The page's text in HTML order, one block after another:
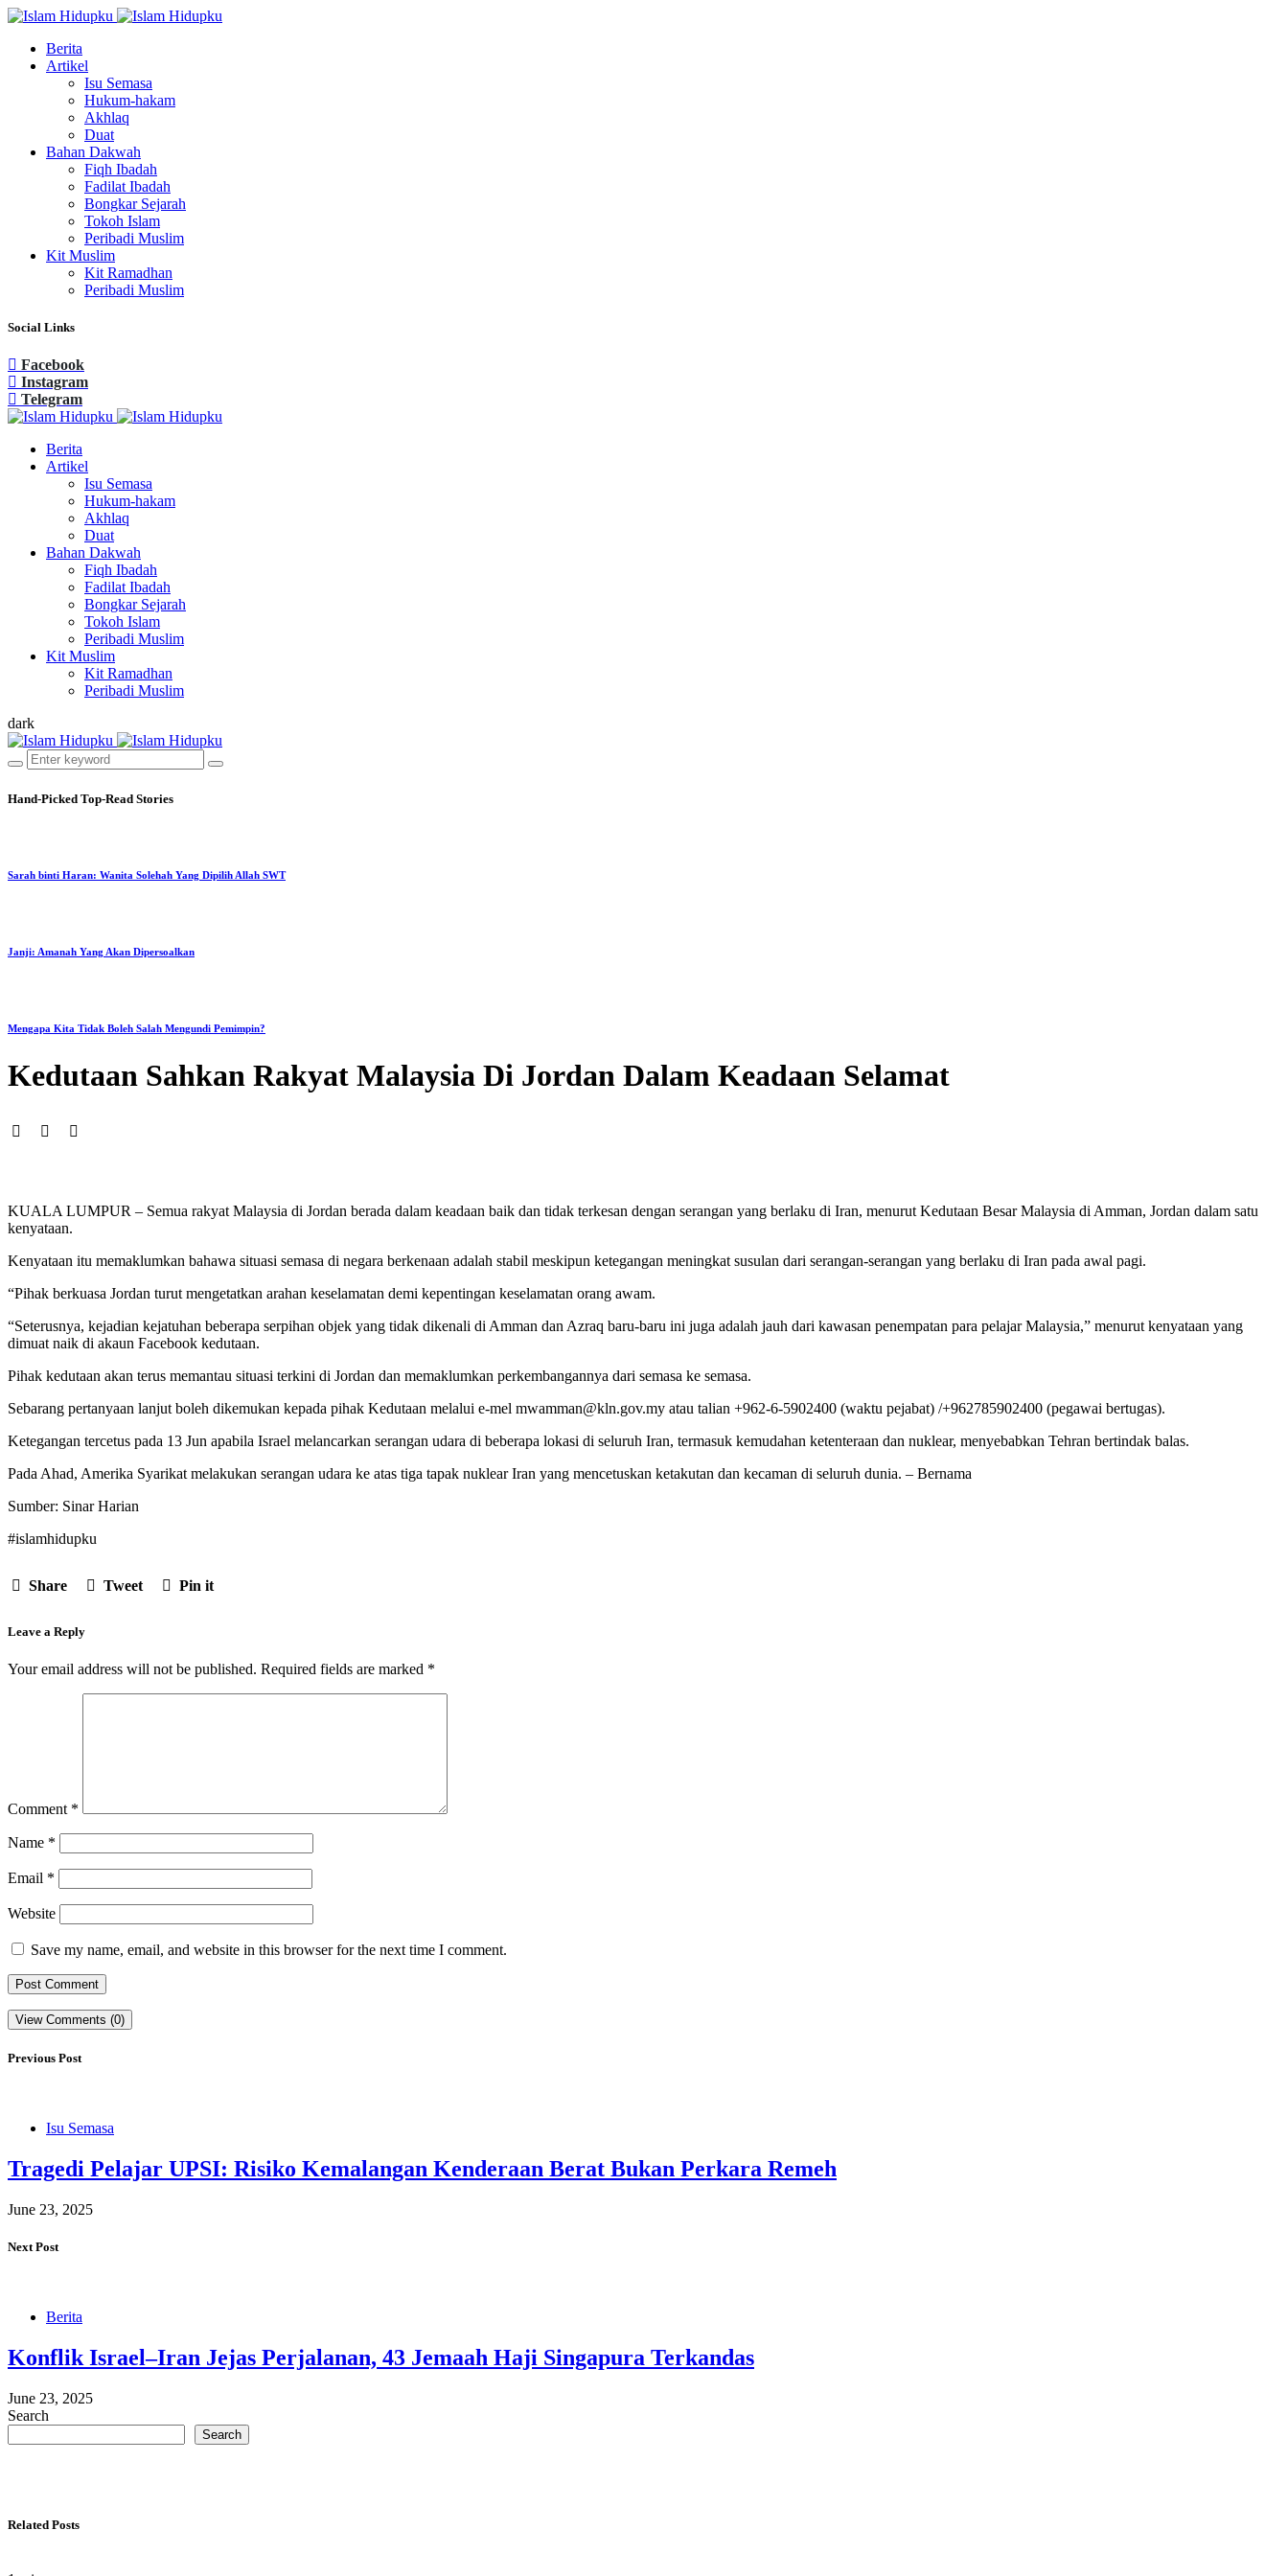
Berita
Artikel
Isu Semasa
Hukum-hakam
Akhlaq
Duat
Bahan Dakwah
Fiqh Ibadah
Fadilat Ibadah
Bongkar Sejarah
Tokoh Islam
Peribadi Muslim
Kit Muslim
Kit Ramadhan
Peribadi Muslim
Social Links
Facebook
Instagram
Telegram
Berita
Artikel
Isu Semasa
Hukum-hakam
Akhlaq
Duat
Bahan Dakwah
Fiqh Ibadah
Fadilat Ibadah
Bongkar Sejarah
Tokoh Islam
Peribadi Muslim
Kit Muslim
Kit Ramadhan
Peribadi Muslim
dark
Hand-Picked Top-Read Stories
Sarah binti Haran: Wanita Solehah Yang Dipilih Allah SWT
Janji: Amanah Yang Akan Dipersoalkan
Mengapa Kita Tidak Boleh Salah Mengundi Pemimpin?
Kedutaan Sahkan Rakyat Malaysia Di Jordan Dalam Keadaan Selamat
KUALA LUMPUR – Semua rakyat Malaysia di Jordan berada dalam keadaan baik dan tidak terkesan dengan serangan yang berlaku di Iran, menurut Kedutaan Besar Malaysia di Amman, Jordan dalam satu
kenyataan.
Kenyataan itu memaklumkan bahawa situasi semasa di negara berkenaan adalah stabil meskipun ketegangan meningkat susulan dari serangan-serangan yang berlaku di Iran pada awal pagi.
“Pihak berkuasa Jordan turut mengetatkan arahan keselamatan demi kepentingan keselamatan orang awam.
“Seterusnya, kejadian kejatuhan beberapa serpihan objek yang tidak dikenali di Amman dan Azraq baru-baru ini juga adalah jauh dari kawasan penempatan para pelajar Malaysia,” menurut kenyataan yang
dimuat naik di akaun Facebook kedutaan.
Pihak kedutaan akan terus memantau situasi terkini di Jordan dan memaklumkan perkembangannya dari semasa ke semasa.
Sebarang pertanyaan lanjut boleh dikemukan kepada pihak Kedutaan melalui e-mel mwamman@kln.gov.my atau talian +962-6-5902400 (waktu pejabat) /+962785902400 (pegawai bertugas).
Ketegangan tercetus pada 13 Jun apabila Israel melancarkan serangan udara di beberapa lokasi di seluruh Iran, termasuk kemudahan ketenteraan dan nuklear, menyebabkan Tehran bertindak balas.
Pada Ahad, Amerika Syarikat melakukan serangan udara ke atas tiga tapak nuklear Iran yang mencetuskan ketakutan dan kecaman di seluruh dunia. – Bernama
Sumber: Sinar Harian
#islamhidupku
Share Tweet Pin it
Leave a Reply
Your email address will not be published. Required fields are marked *
Comment *
Name *
Email *
Website
Save my name, email, and website in this browser for the next time I comment.
View Comments (0)
Previous Post
Isu Semasa
Tragedi Pelajar UPSI: Risiko Kemalangan Kenderaan Berat Bukan Perkara Remeh
June 23, 2025
Next Post
Berita
Konflik Israel–Iran Jejas Perjalanan, 43 Jemaah Haji Singapura Terkandas
June 23, 2025
Search
Search
Related Posts